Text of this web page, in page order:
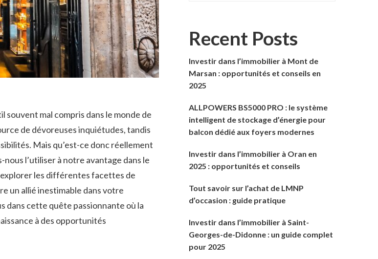
mal compris​ dans le monde de
de⁢ dévoreuses inquiétudes, tandis
Mais qu’est-ce donc réellement
l’utiliser à notre avantage dans le
les différentes​ facettes de
⁤un allié inestimable dans votre⁣
dans cette‍ quête passionnante où ⁣la
à des opportunités
Recent Posts
Investir dans l’immobilier à Mont de
Marsan : opportunités et conseils en
2025
ALLPOWERS BS5000 PRO : le système
intelligent de stockage d’énergie pour
balcon dédié aux foyers modernes
Investir dans l’immobilier à Oran en
2025 : opportunités et conseils
Tout savoir sur l’achat de LMNP
d’occasion : guide pratique
Investir dans l’immobilier à Saint-
Georges-de-Didonne : un guide complet
pour 2025